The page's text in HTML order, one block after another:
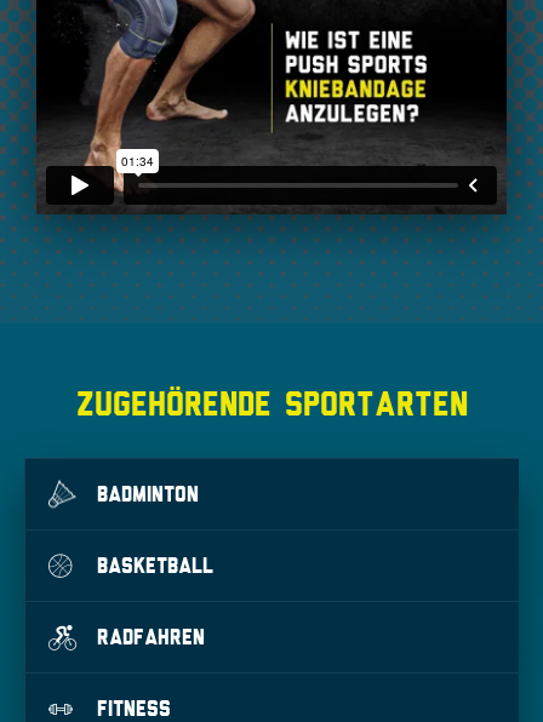
ZUGEHÖRENDE SPORTARTEN
BADMINTON
BASKETBALL
RADFAHREN
FITNESS